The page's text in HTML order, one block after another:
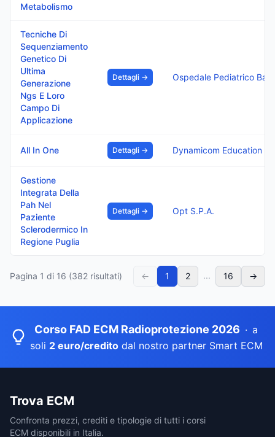
Metabolismo
Tecniche Di
Sequenziamento
Genetico Di
Ultima
Generazione
Ngs E Loro
Campo Di
Applicazione
Dettagli →
All In One Dettagli → Dynamicom Education Srl
Gestione
Integrata Della
Pah Nel
Paziente
Sclerodermico In
Regione Puglia
Dettagli → Opt S.P.A.
Pagina 1 di 16 (382 risultati) ← 1 2 ... 16 →
Corso FAD ECM Radioprotezione 2026 · a
soli 2 euro/creditodal nostro partner Smart ECM
Trova ECM
Confronta prezzi, crediti e tipologie di tutti i corsi
ECM disponibili in Italia.